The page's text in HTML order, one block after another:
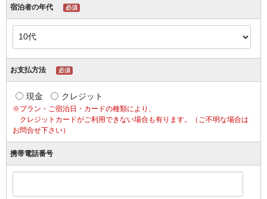
宿泊者の年代 必須
お支払方法 必須
現金 クレジット
※プラン・ご宿泊日・カードの種類により、
クレジットカードがご利用できない場合も有ります。（ご不明な場合は
お問合せ下さい）
携帯電話番号